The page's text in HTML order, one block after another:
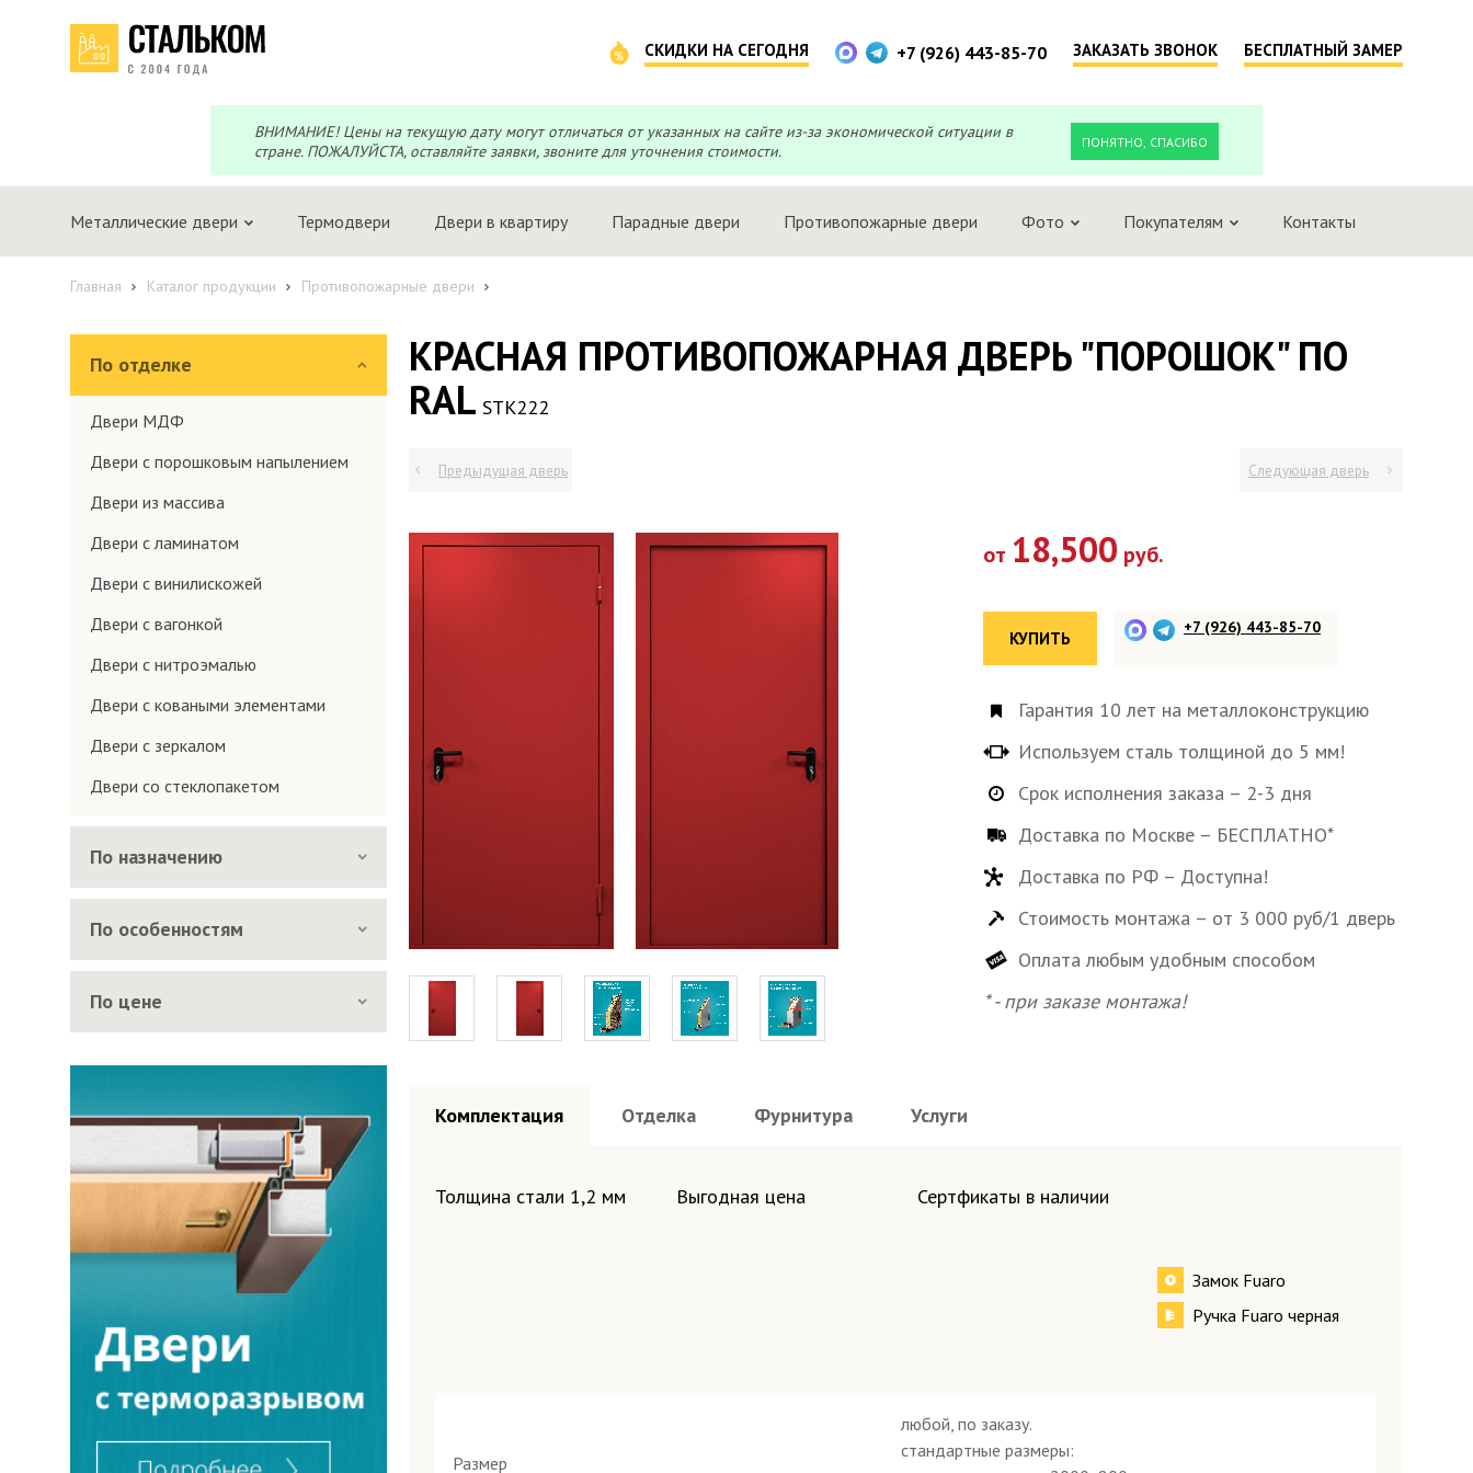
СКИДКИ НА СЕГОДНЯ +7 (926) 443-85-70 ЗАКАЗАТЬ ЗВОНОК БЕСПЛАТНЫЙ ЗАМЕР
ВНИМАНИЕ! Цены на текущую дату могут отличаться от указанных на сайте из-за экономической ситуации в
стране. ПОЖАЛУЙСТА, оставляйте заявки, звоните для уточнения стоимости.
ПОНЯТНО, СПАСИБО
Металлические двери Термодвери Двери в квартиру Парадные двери Противопожарные двери Фото Покупателям Контакты
Главная Каталог продукции Противопожарные двери
По отделке
Двери МДФ
Двери с порошковым напылением
Двери из массива
Двери с ламинатом
Двери с винилискожей
Двери с вагонкой
Двери с нитроэмалью
Двери с коваными элементами
Двери с зеркалом
Двери со стеклопакетом
По назначению
По особенностям
По цене
КРАСНАЯ ПРОТИВОПОЖАРНАЯ ДВЕРЬ "ПОРОШОК" ПО
RAL STK222
Предыдущая дверь Следующая дверь
от 18,500 руб.
КУПИТЬ
+7 (926) 443-85-70
Гарантия 10 лет на металлоконструкцию
Используем сталь толщиной до 5 мм!
Срок исполнения заказа – 2-3 дня
Доставка по Москве – БЕСПЛАТНО*
Доставка по РФ – Доступна!
Стоимость монтажа – от 3 000 руб/1 дверь
Оплата любым удобным способом
* - при заказе монтажа!
Комплектация Отделка Фурнитура Услуги
Толщина стали 1,2 мм Выгодная цена Сертфикаты в наличии
Замок Fuaro
Ручка Fuaro черная
Размер
любой, по заказу.
стандартные размеры:
Telegram
Max
Перезвоним?